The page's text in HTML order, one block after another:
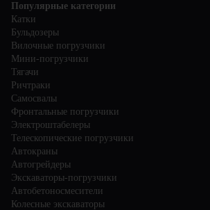
Популярные категории
Катки
Бульдозеры
Вилочные погрузчики
Мини-погрузчики
Тягачи
Ричтраки
Самосвалы
Фронтальные погрузчики
Электроштабелеры
Телескопические погрузчики
Автокраны
Автогрейдеры
Экскаваторы-погрузчики
Автобетоносмесители
Колесные экскаваторы